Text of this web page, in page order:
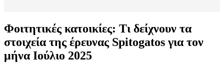
Φοιτητικές κατοικίες: Τι δείχνουν τα
στοιχεία της έρευνας Spitogatos για τον
μήνα Ιούλιο 2025